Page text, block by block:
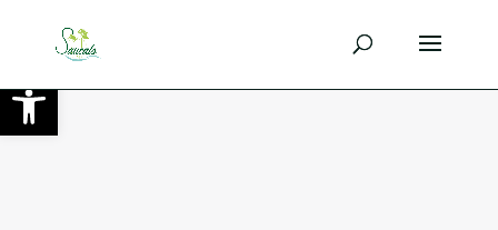
Ouvrir la barre d’outils